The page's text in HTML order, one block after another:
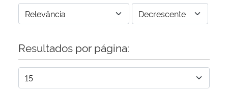
Resultados por página: